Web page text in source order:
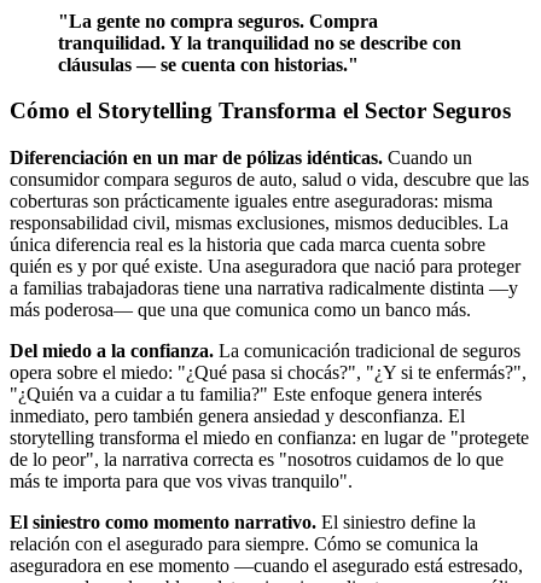
"La gente no compra seguros. Compra
tranquilidad. Y la tranquilidad no se describe con
cláusulas — se cuenta con historias."
Cómo el Storytelling Transforma el Sector Seguros
Diferenciación en un mar de pólizas idénticas. Cuando un
consumidor compara seguros de auto, salud o vida, descubre que las
coberturas son prácticamente iguales entre aseguradoras: misma
responsabilidad civil, mismas exclusiones, mismos deducibles. La
única diferencia real es la historia que cada marca cuenta sobre
quién es y por qué existe. Una aseguradora que nació para proteger
a familias trabajadoras tiene una narrativa radicalmente distinta —y
más poderosa— que una que comunica como un banco más.
Del miedo a la confianza. La comunicación tradicional de seguros
opera sobre el miedo: "¿Qué pasa si chocás?", "¿Y si te enfermás?",
"¿Quién va a cuidar a tu familia?" Este enfoque genera interés
inmediato, pero también genera ansiedad y desconfianza. El
storytelling transforma el miedo en confianza: en lugar de "protegete
de lo peor", la narrativa correcta es "nosotros cuidamos de lo que
más te importa para que vos vivas tranquilo".
El siniestro como momento narrativo. El siniestro define la
relación con el asegurado para siempre. Cómo se comunica la
aseguradora en ese momento —cuando el asegurado está estresado,